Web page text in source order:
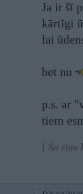
Ja ir šī
kārtīgi
lai
bet nu
p.s. ar
tiem
[ Šo ziņu